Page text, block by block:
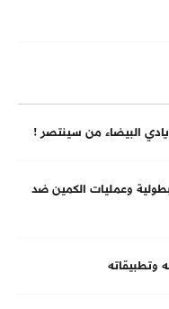
البيضاء من سينتصر !
وعمليات الكمين ضد
وتطبيقاته